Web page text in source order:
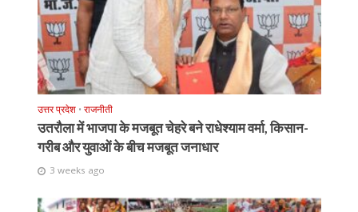
उत्तर प्रदेश • राजनीती
उतरौला में भाजपा के मजबूत चेहरे बने राधेश्याम वर्मा, किसान-
गरीब और युवाओं के बीच मजबूत जनाधार
3 weeks ago